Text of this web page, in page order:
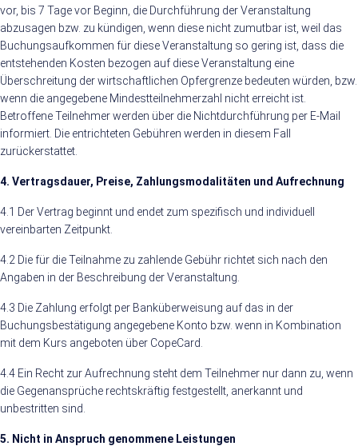
vor, bis 7 Tage vor Beginn, die Durchführung der Veranstaltung
abzusagen bzw. zu kündigen, wenn diese nicht zumutbar ist, weil das
Buchungsaufkommen für diese Veranstaltung so gering ist, dass die
entstehenden Kosten bezogen auf diese Veranstaltung eine
Überschreitung der wirtschaftlichen Opfergrenze bedeuten würden, bzw.
wenn die angegebene Mindestteilnehmerzahl nicht erreicht ist.
Betroffene Teilnehmer werden über die Nichtdurchführung per E-Mail
informiert. Die entrichteten Gebühren werden in diesem Fall
zurückerstattet.
4. Vertragsdauer, Preise, Zahlungsmodalitäten und Aufrechnung
4.1 Der Vertrag beginnt und endet zum spezifisch und individuell
vereinbarten Zeitpunkt.
4.2 Die für die Teilnahme zu zahlende Gebühr richtet sich nach den
Angaben in der Beschreibung der Veranstaltung.
4.3 Die Zahlung erfolgt per Banküberweisung auf das in der
Buchungsbestätigung angegebene Konto bzw. wenn in Kombination
mit dem Kurs angeboten über CopeCard.
4.4 Ein Recht zur Aufrechnung steht dem Teilnehmer nur dann zu, wenn
die Gegenansprüche rechtskräftig festgestellt, anerkannt und
unbestritten sind.
5. Nicht in Anspruch genommene Leistungen